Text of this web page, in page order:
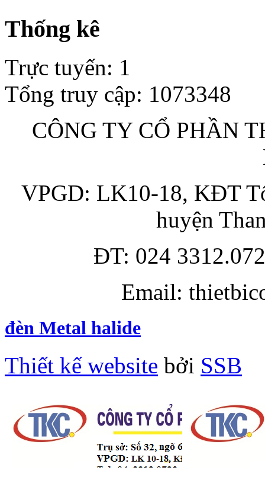
Thống kê
Trực tuyến: 1
Tổng truy cập: 1073348
CÔNG TY CỔ PHẦN
VPGD: LK10-18, KĐT
huyện
ĐT: 024
Email:
đèn Metal halide
Thiết kế website bởi SSB